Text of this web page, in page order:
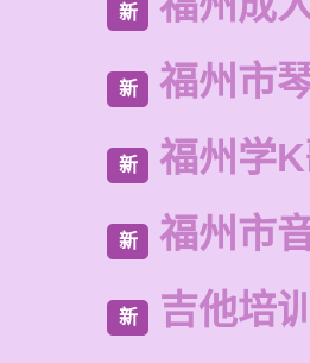
新
新 福州市
新 福州学
新 福州市
新 吉他培